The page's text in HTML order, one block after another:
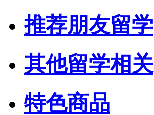
推荐朋友留学
其他留学相关
特色商品